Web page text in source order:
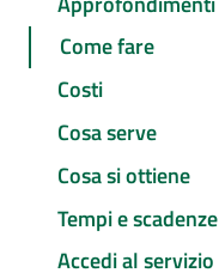
Come fare
Costi
Cosa serve
Cosa si ottiene
Tempi e scadenze
Accedi al servizio